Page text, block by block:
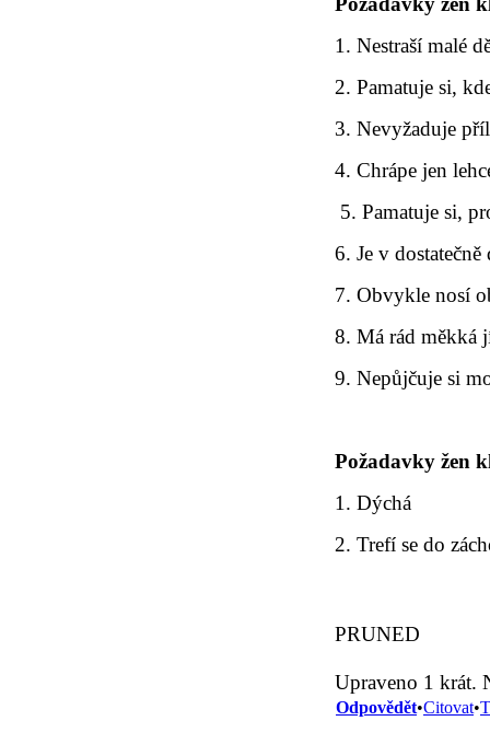
1. Nestraší malé
2. Pamatuje si,
3. Nevyžaduje
4. Chrápe jen
5. Pamatuje si,
6. Je v
7. Obvykle nosí
8. Má rád měkká
9. Nepůjčuje si
Požadavky žen
1. Dýchá
2. Trefí se do
PRUNED
Upraveno 1 krát.
Odpovědět•Citovat•